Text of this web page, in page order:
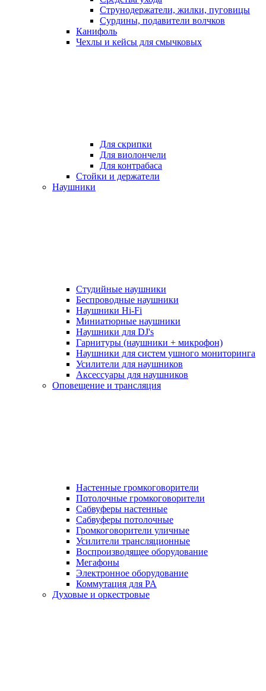
Струнодержатели, жилки, пуговицы
Сурдины, подавители волчков
Канифоль
Чехлы и кейсы для смычковых
Для скрипки
Для виолончели
Для контрабаса
Стойки и держатели
Наушники
Студийные наушники
Беспроводные наушники
Наушники Hi-Fi
Миниатюрные наушники
Наушники для DJ's
Гарнитуры (наушники + микрофон)
Наушники для систем ушного мониторинга
Усилители для наушников
Аксессуары для наушников
Оповещение и трансляция
Настенные громкоговорители
Потолочные громкоговорители
Сабвуферы настенные
Сабвуферы потолочные
Громкоговорители уличные
Усилители трансляционные
Воспроизводящее оборудование
Мегафоны
Электронное оборудование
Коммутация для PA
Духовые и оркестровые